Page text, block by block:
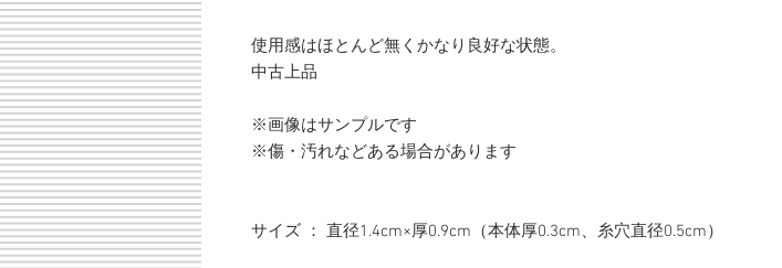
使用感はほとんど無くかなり良好な状態。
中古上品
※画像はサンプルです
※傷・汚れなどある場合があります
サイズ ： 直径1.4cm×厚0.9cm（本体厚0.3cm、糸穴直径0.5cm）